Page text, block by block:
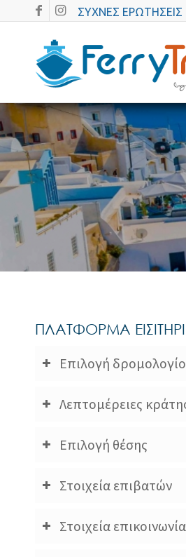
ΣΥΧΝΕΣ ΕΡΩΤΗΣΕΙΣ
ΠΛΑΤΦΟΡΜΑ
Επιλογή
Λεπτομέρειες
Επιλογή θέσης
Στοιχεία επιβατών
Στοιχεία